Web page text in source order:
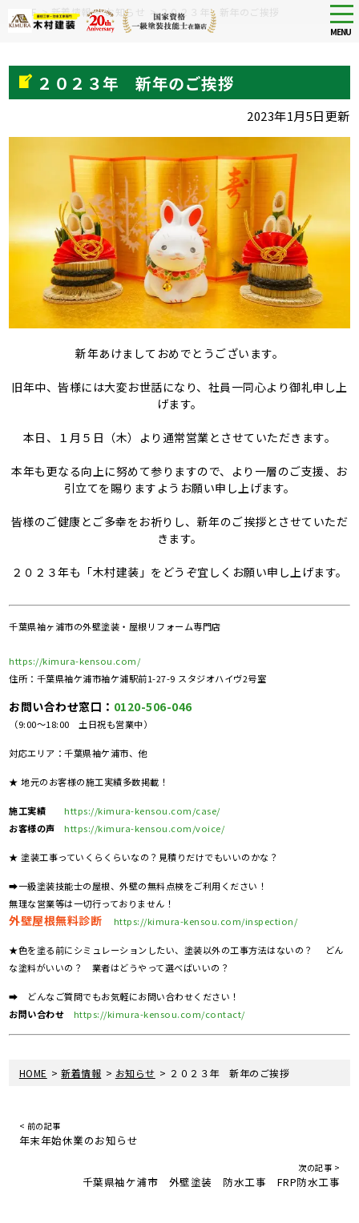
to
MENU
HOME>新着情報>お知らせ >２０２３年 新年のご挨拶
２０２３年 新年のご挨拶
2023年1月5日更新
新年あけましておめでとうございます。
旧年中、皆様には大変お世話になり、社員一同心より御礼申し上
げます。
本日、１月５日（木）より通常営業とさせていただきます。
本年も更なる向上に努めて参りますので、より一層のご支援、お
引立てを賜りますようお願い申し上げます。
皆様のご健康とご多幸をお祈りし、新年のご挨拶とさせていただ
きます。
２０２３年も「木村建装」をどうぞ宜しくお願い申し上げます。
千葉県袖ヶ浦市の外壁塗装・屋根リフォーム専門店
https://kimura-kensou.com/
住所：千葉県袖ケ浦市袖ケ浦駅前1-27-9 スタジオハイヴ2号室
お問い合わせ窓口： 0120-506-046
（9:00～18:00 土日祝も営業中）
対応エリア：千葉県袖ケ浦市、他
★ 地元のお客様の施工実績多数掲載！
施工実績
https://kimura-kensou.com/case/
お客様の声
https://kimura-kensou.com/voice/
★ 塗装工事っていくらくらいなの？見積りだけでもいいのかな？
➡一級塗装技能士の屋根、外壁の無料点検をご利用ください！
無理な営業等は一切行っておりません！
外壁屋根無料診断 https://kimura-kensou.com/inspection/
★色を塗る前にシミュレーションしたい、塗装以外の工事方法はないの？ どん
な塗料がいいの？ 業者はどうやって選べばいいの？
➡ どんなご質問でもお気軽にお問い合わせください！
お問い合わせ
https://kimura-kensou.com/contact/
HOME >新着情報 > お知らせ > ２０２３年 新年のご挨拶
< 前の記事
年末年始休業のお知らせ
次の記事 >
千葉県袖ケ浦市 外壁塗装 防水工事 FRP防水工事